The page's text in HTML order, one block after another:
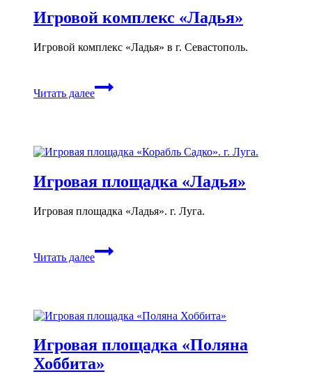
Игровой комплекс «Ладья»
Игровой комплекс «Ладья» в г. Севастополь.
Читать далее
Игровой
комплекс
Игровая площадка «Ладья»
Игровая площадка «Ладья». г. Луга.
Читать далее
Игровая
площадка
Игровая площадка «Поляна
Хоббита»